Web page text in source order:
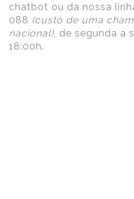
chatbot ou da nossa
088 (custo de uma
nacional), de segunda a
18:00h.